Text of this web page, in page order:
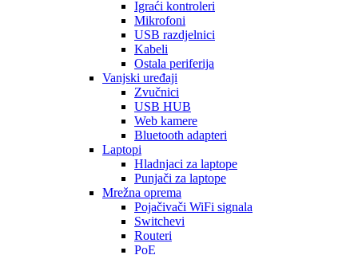
Igraći kontroleri
Mikrofoni
USB razdjelnici
Kabeli
Ostala periferija
Vanjski uređaji
Zvučnici
USB HUB
Web kamere
Bluetooth adapteri
Laptopi
Hladnjaci za laptope
Punjači za laptope
Mrežna oprema
Pojačivači WiFi signala
Switchevi
Routeri
PoE